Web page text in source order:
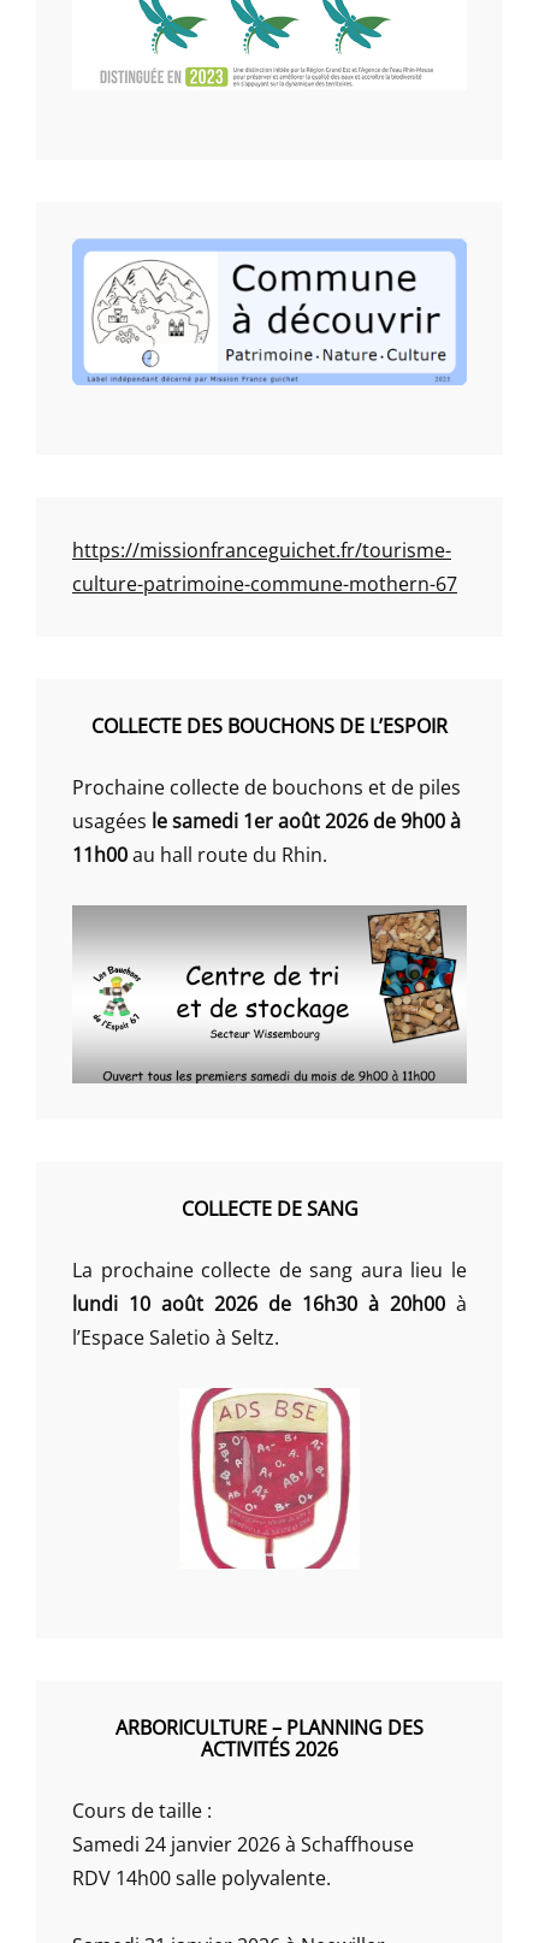
https://missionfranceguichet.fr/tourisme-
culture-patrimoine-commune-mothern-67
COLLECTE DES BOUCHONS DE L’ESPOIR
Prochaine collecte de bouchons et de piles
usagées le samedi 1er août 2026 de 9h00 à
11h00au hall route du Rhin.
COLLECTE DE SANG
La prochaine collecte de sang aura lieu le
lundi 10 août 2026 de 16h30 à 20h00 à
l’Espace Saletio à Seltz.
ARBORICULTURE – PLANNING DES
ACTIVITÉS 2026
Cours de taille :
Samedi 24 janvier 2026 à Schaffhouse
RDV 14h00 salle polyvalente.